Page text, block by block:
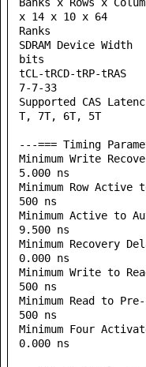
Banks x Rows x
x 14 x 10 x 64
Ranks
SDRAM Device
bits
tCL-tRCD-tRP-
7-7-33
Supported CAS
T, 7T, 6T, 5T
---=== Timing
Minimum Write
5.000 ns
Minimum Row
500 ns
Minimum Active to
9.500 ns
Minimum
0.000 ns
Minimum Write to
500 ns
Minimum Read to
500 ns
Minimum Four
0.000 ns